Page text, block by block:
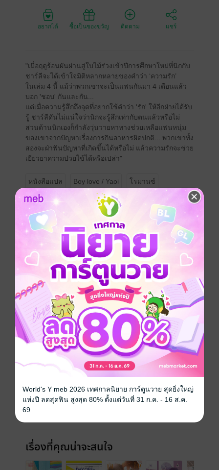
อยากได้ ซื้อเป็นของขวัญ ติดตาม แชร์
"เมื่อฤดูร้อนผันผ่านสู่ใบไม้ร่วงเข้าปีการศึกษาใหม่ที่นิกกับ
ชาร์ลีจะได้เข้าใจมิติหลากหลายของคำว่า ‘ความรัก’
ในเล่ม 4 นี้ แม้ว่าพวกเขาจะเป็นแฟนกันมา 4 เดือนแล้ว
บอก 'ชอบ' กันและกัน...
แต่เมื่อความรู้สึกถึงจุดที่อยากใช้คำว่า 'รัก' ให้อีกฝ่ายได้รับ
รู้ ชาร์ลีดันไม่แน่ใจว่านิกจะรู้สึกเท่ากับตนแล้วหรือไม่
ส่วนด้านนิกเองก็กำลังวุ่นวายหาทางช่วยเหลือแฟนหนุ่ม
ของเขาจากปัญหาเรื่องการกินอาหารผิดปกติ... พวกเขาทั้ง
สองจะฝ่าฟันปัญหาที่เกิดขึ้นได้หรือไม่ แล้วความรักจะช่วย
เยียวยาความป่วยไข้ได้หรือเปล่า"
หนังสือแปล Boy love / Yaoi โรมานซ์
โรงเรียน พัฒนาตนเอง
ซีรีส์ Heartstopper หยุดหัวใจไว้ที่นาย
ประเภทไฟล์ pdf
วันที่วางขาย 01 กุมภาพันธ์ 2566
ความยาว 387 หน้า
ราคาปก 345 บาท (ประหยัด 15%)
เล่มอื่นๆ ในซีรีส์ ดูทั้งหมด
เรื่องที่คุณน่าจะสนใจ
World's Y meb 2026 เทศกาลนิยาย การ์ตูนวาย สุดยิ่งใหญ่
แห่งปี ลดสุดฟิน สูงสุด 80% ตั้งแต่วันที่ 31 ก.ค. - 16 ส.ค.
69